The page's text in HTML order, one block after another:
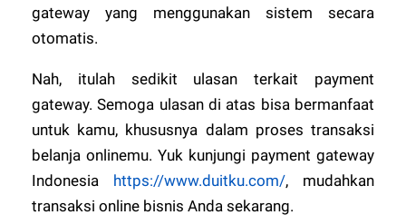
gateway yang menggunakan sistem secara
otomatis.
Nah, itulah sedikit ulasan terkait payment
gateway. Semoga ulasan di atas bisa bermanfaat
untuk kamu, khususnya dalam proses transaksi
belanja onlinemu. Yuk kunjungi payment gateway
Indonesia https://www.duitku.com/, mudahkan
transaksi online bisnis Anda sekarang.